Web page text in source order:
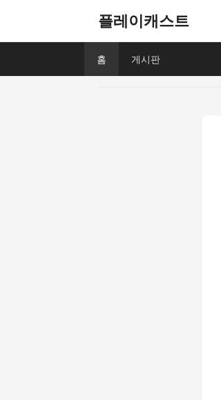
플레이캐스트
홈 게시판